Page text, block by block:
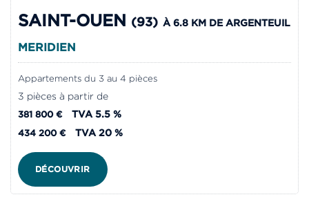
SAINT-OUEN (93) À 6.8 KM DE ARGENTEUIL
MERIDIEN
Appartements du 3 au 4 pièces
3 pièces à partir de
381 800 € TVA 5.5 %
434 200 € TVA 20 %
DÉCOUVRIR